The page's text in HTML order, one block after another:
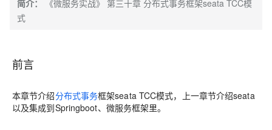
简介：
《微服务实战》 第三十章 分布式事务框架seata TCC模
式
前言
本章节介绍分布式事务框架seata TCC模式，上一章节介绍seata
以及集成到Springboot、微服务框架里。